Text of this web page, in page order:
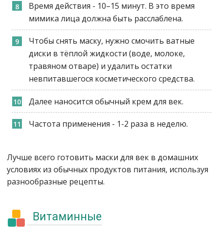
Время действия - 10–15 минут. В это время
мимика лица должна быть расслаблена.
Чтобы снять маску, нужно смочить ватные
диски в тёплой жидкости (воде, молоке,
травяном отваре) и удалить остатки
невпитавшегося косметического средства.
Далее наносится обычный крем для век.
Частота применения - 1-2 раза в неделю.
Лучше всего готовить маски для век в домашних
условиях из обычных продуктов питания, используя
разнообразные рецепты.
Витаминные